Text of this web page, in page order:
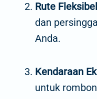
Rute
dan
Anda.
Kendaraan
untuk